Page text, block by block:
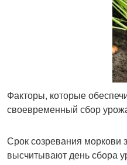
Факторы, которые
своевременный сбор
Срок созревания моркови
высчитывают день сбора